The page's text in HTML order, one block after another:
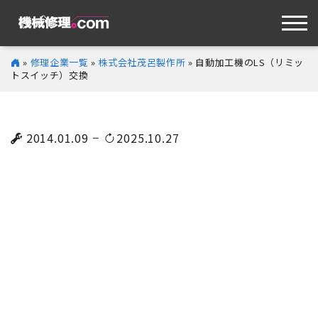
» 修理企業一覧 » 株式会社茂呂製作所 » 自動加工機のLS（リミッ
トスイッチ）交換
2014.01.09 2025.10.27